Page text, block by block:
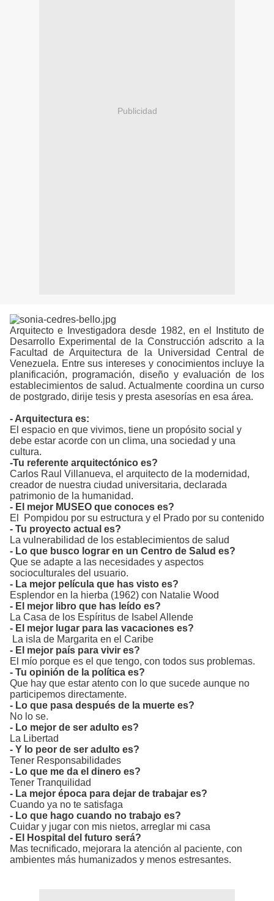
Publicidad
Arquitecto e Investigadora desde 1982, en el Instituto de
Desarrollo Experimental de la Construcción adscrito a la
Facultad de Arquitectura de la Universidad Central de
Venezuela. Entre sus intereses y conocimientos incluye la
planificación, programación, diseño y evaluación de los
establecimientos de salud. Actualmente coordina un curso
de postgrado, dirije tesis y presta asesorías en esa área.
- Arquitectura es:
El espacio en que vivimos, tiene un propósito social y
debe estar acorde con un clima, una sociedad y una
cultura.
-Tu referente arquitectónico es?
Carlos Raul Villanueva, el arquitecto de la modernidad,
creador de nuestra ciudad universitaria, declarada
patrimonio de la humanidad.
- El mejor MUSEO que conoces es?
El Pompidou por su estructura y el Prado por su contenido
- Tu proyecto actual es?
La vulnerabilidad de los establecimientos de salud
- Lo que busco lograr en un Centro de Salud es?
Que se adapte a las necesidades y aspectos
socioculturales del usuario.
- La mejor película que has visto es?
Esplendor en la hierba (1962) con Natalie Wood
- El mejor libro que has leído es?
La Casa de los Espíritus de Isabel Allende
- El mejor lugar para las vacaciones es?
La isla de Margarita en el Caribe
- El mejor país para vivir es?
El mío porque es el que tengo, con todos sus problemas.
- Tu opinión de la política es?
Que hay que estar atento con lo que sucede aunque no
participemos directamente.
- Lo que pasa después de la muerte es?
No lo se.
- Lo mejor de ser adulto es?
La Libertad
- Y lo peor de ser adulto es?
Tener Responsabilidades
- Lo que me da el dinero es?
Tener Tranquilidad
- La mejor época para dejar de trabajar es?
Cuando ya no te satisfaga
- Lo que hago cuando no trabajo es?
Cuidar y jugar con mis nietos, arreglar mi casa
- El Hospital del futuro será?
Mas tecnificado, mejorara la atención al paciente, con
ambientes más humanizados y menos estresantes.